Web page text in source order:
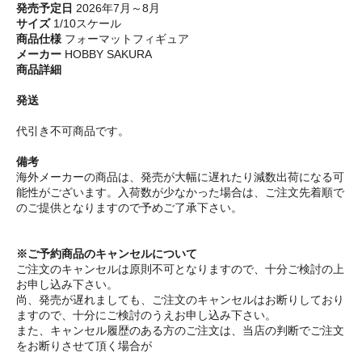
発売予定日 2026年7月～8月
サイズ1/10スケール
商品仕様 フォーマットフィギュア
メーカー HOBBY SAKURA
商品詳細
発送
代引き不可商品です。
備考
海外メーカーの商品は、発売が大幅に遅れたり減数出荷になる可
能性がございます。入荷数が少なかった場合は、ご注文先着順で
のご提供となりますので予めご了承下さい。
※ご予約商品のキャンセルについて
ご注文のキャンセルは原則不可となりますので、十分ご検討の上
お申し込み下さい。
尚、発売が遅れましても、ご注文のキャンセルはお断りしており
ますので、十分にご検討のうえお申し込み下さい。
また、キャンセル履歴のある方のご注文は、当店の判断でご注文
をお断りさせて頂く場合が